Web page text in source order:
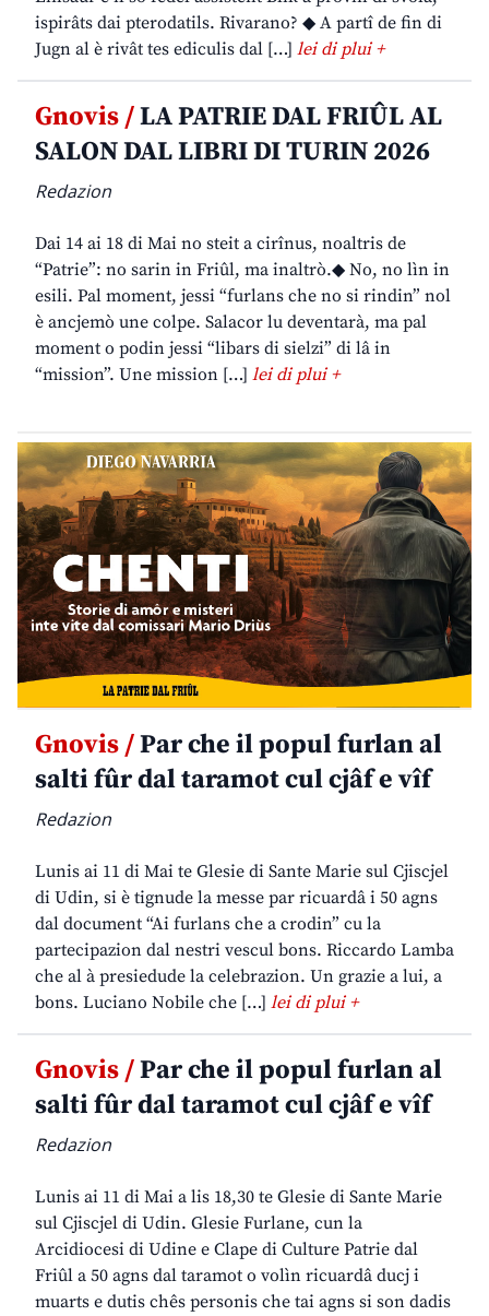
ispirâts dai pterodatils. Rivarano? ◆ A partî de fin di
Jugn al è rivât tes ediculis dal […] lei di plui +
Gnovis /LA PATRIE DAL FRIÛL AL
SALON DAL LIBRI DI TURIN 2026
Redazion
Dai 14 ai 18 di Mai no steit a cirînus, noaltris de
“Patrie”: no sarin in Friûl, ma inaltrò.◆ No, no lìn in
esili. Pal moment, jessi “furlans che no si rindin” nol
è ancjemò une colpe. Salacor lu deventarà, ma pal
moment o podin jessi “libars di sielzi” di lâ in
“mission”. Une mission […] lei di plui +
Gnovis /Par che il popul furlan al
salti fûr dal taramot cul cjâf e vîf
Redazion
Lunis ai 11 di Mai te Glesie di Sante Marie sul Cjiscjel
di Udin, si è tignude la messe par ricuardâ i 50 agns
dal document “Ai furlans che a crodin” cu la
partecipazion dal nestri vescul bons. Riccardo Lamba
che al à presiedude la celebrazion. Un grazie a lui, a
bons. Luciano Nobile che […] lei di plui +
Gnovis /Par che il popul furlan al
salti fûr dal taramot cul cjâf e vîf
Redazion
Lunis ai 11 di Mai a lis 18,30 te Glesie di Sante Marie
sul Cjiscjel di Udin. Glesie Furlane, cun la
Arcidiocesi di Udine e Clape di Culture Patrie dal
Friûl a 50 agns dal taramot o volìn ricuardâ ducj i
muarts e dutis chês personis che tai agns si son dadis